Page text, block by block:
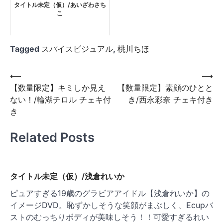
タイトル未定（仮）/あいざわさち
こ
Tagged スパイスビジュアル, 桃川ちほ
投
稿
ナ
ゲ
ョ
ン
⟵
【数量限定】キミしか見え
ない！/輪湖チロル チェキ付
き
【数量限定】素顔のひとと
き/西永彩奈 チェキ付き
⟶
Related Posts
タイトル未定（仮）/浅倉れいか
ピュアすぎる19歳のグラビアアイドル【浅倉れいか】の
イメージDVD。恥ずかしそうな笑顔がまぶしく、Ecupバ
ストのむっちりボディが美味しそう！！可愛すぎるれい